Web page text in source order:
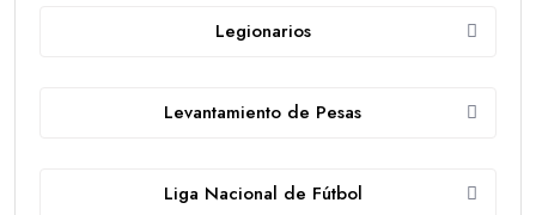
Legionarios
Levantamiento de Pesas
Liga Nacional de Fútbol